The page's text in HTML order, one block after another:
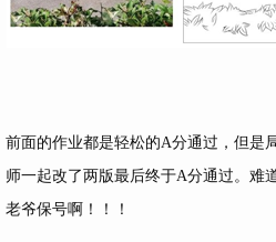
前面的作业都是轻松的A分通过，但是
师一起改了两版最后终于A分通过。难
老爷保号啊！！！